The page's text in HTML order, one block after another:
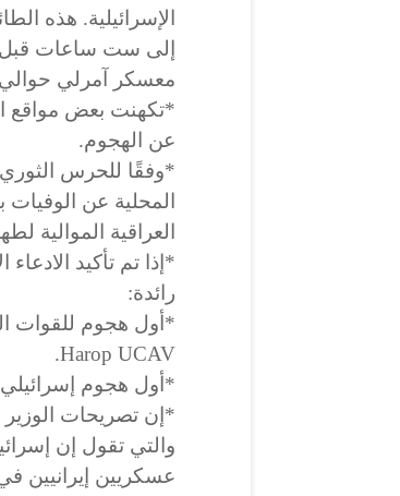
الإسرائيلية. هذه
معسكر آمرلي حوالي 900 كم عن إسرائيل.
*تكهنت بعض مواقع
عن الهجوم.
*وفقًا للحرس الثوري
المحلية عن الوفيات
العراقية الموالية
*إذا تم تأكيد
رائدة:
*أول هجوم للقوات
Harop UCAV.
*أول هجوم
*إن تصريحات الوزير
والتي تقول إن
عسكريين إيرانيين